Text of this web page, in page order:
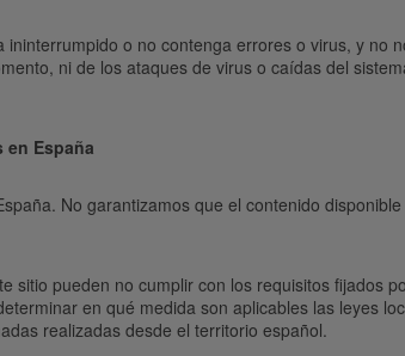
o no contenga errores o virus, y
ni de los ataques de virus o caídas del
España
No garantizamos que el contenido
sitio pueden no cumplir con los requisitos fijados
en qué medida son aplicables las leyes
realizadas desde el territorio español.